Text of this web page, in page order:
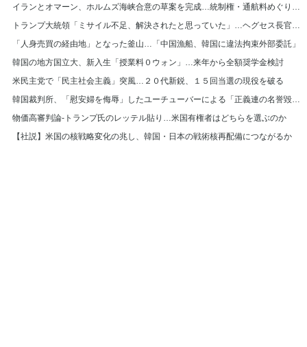
「人身売買の経由地」となった釜山…「中国漁船、韓国に違法拘束外部委託」
韓国の地方国立大、新入生「授業料０ウォン」…来年から全額奨学金検討
米民主党で「民主社会主義」突風…２０代新鋭、１５回当選の現役を破る
韓国裁判所、「慰安婦を侮辱」したユーチューバーによる「正義連の名誉毀損」認める
物価高審判論-トランプ氏のレッテル貼り…米国有権者はどちらを選ぶのか
【社説】米国の核戦略変化の兆し、韓国・日本の戦術核再配備につながるか